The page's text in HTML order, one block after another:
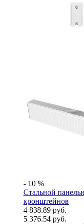
- 10 %
Стальной
кронштейнов
4 838.89 руб.
5 376.54 руб.